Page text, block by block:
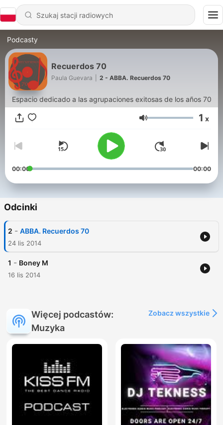
Podcasty
Recuerdos 70
Paula Guevara 2 - ABBA. Recuerdos 70
Espacio dedicado a las agrupaciones exitosas de los años 70
Głośność 1 x
00:00 00:00
Odcinki
2 - ABBA. Recuerdos 70
24 lis 2014
1 - Boney M
16 lis 2014
Więcej podcastów:
Muzyka
Zobacz wszystkie